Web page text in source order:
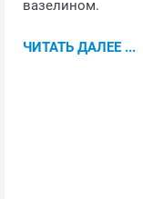
вазелином.
ЧИТАТЬ ДАЛЕЕ ...